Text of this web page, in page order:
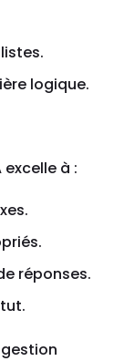
logique.
excelle à :
réponses.